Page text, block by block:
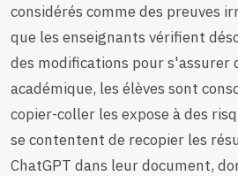
considérés comme des preuves
que les enseignants vérifient
des modifications pour
académique, les élèves sont
copier-coller les expose à des
se contentent de recopier les
ChatGPT dans leur document,